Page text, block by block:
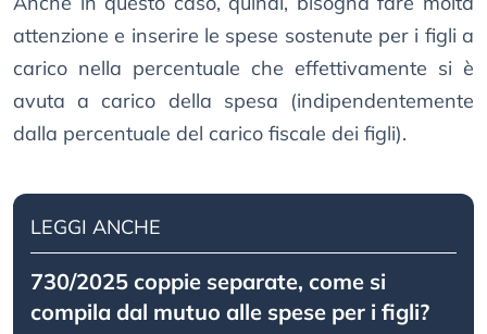
attenzione e inserire le spese sostenute per i figli a
carico nella percentuale che effettivamente si è
avuta a carico della spesa (indipendentemente
dalla percentuale del carico fiscale dei figli).
LEGGI ANCHE
730/2025 coppie separate, come si
compila dal mutuo alle spese per i figli?